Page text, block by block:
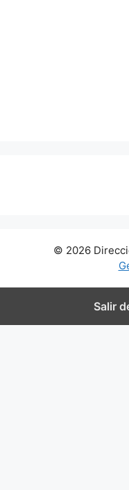
© 2026
Salir